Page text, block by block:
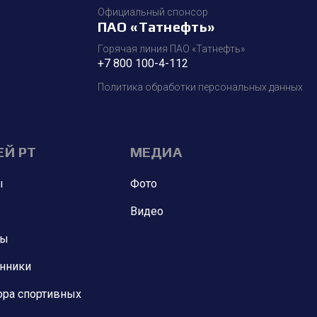
Официальный спонсор
ПАО «Татнефть»
Горячая линия ПАО «Татнефть»
+7 800 100-4-112
Политика обработки персональных данных
РТ
спортивных
МЕДИА
Фото
Видео